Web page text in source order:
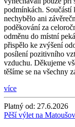
podmínkách. Součástí
nechybělo ani
poděkování za
odměnu do místní
přispělo ke zvýšení
posílení pozitivního
vzduchu. Děkujeme
těšíme se na všechny
více
Platný od: 27.6.2026
Pěší výlet na